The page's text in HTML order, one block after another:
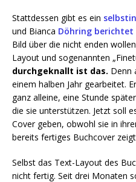
Statt­des­sen gibt es ein
und Bian­ca Döh­ring
Bild über die nicht enden
Lay­out und soge­nann­ten
durch­ge­knallt ist das. Denn
einem hal­ben Jahr gear­bei­tet.
ganz allei­ne, eine Stun­de
die sie unter­stüt­zen. Jetzt soll
Cover geben, obwohl sie in
bereits fer­ti­ges Buch­co­ver
Selbst das Text-Lay­out des
nicht fer­tig. Seit drei Mona­ten